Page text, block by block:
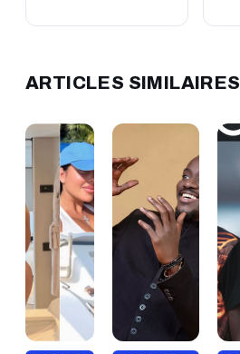
ARTICLES SIMILAIRES